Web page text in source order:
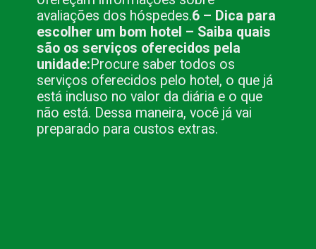
avaliações dos hóspedes.6 – Dica para
escolher um bom hotel – Saiba quais
são os serviços oferecidos pela
unidade:Procure saber todos os
serviços oferecidos pelo hotel, o que já
está incluso no valor da diária e o que
não está. Dessa maneira, você já vai
preparado para custos extras.